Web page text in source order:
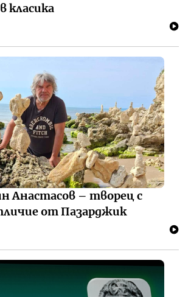
класика
Анастасов – творец с
от Пазарджик